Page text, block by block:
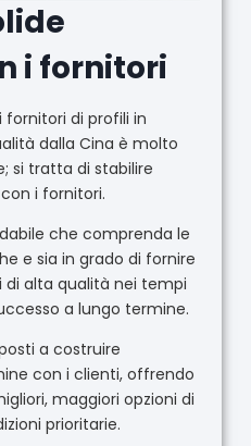
i fornitori
di profili in
dalla Cina è molto
si tratta di stabilire
i fornitori.
che comprenda le
e sia in grado di fornire
alta qualità nei tempi
a lungo termine.
a costruire
con i clienti, offrendo
maggiori opzioni di
prioritarie.